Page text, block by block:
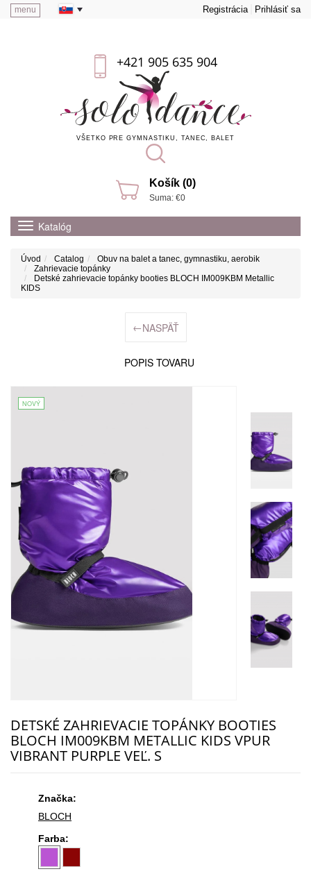
menu Registrácia Prihlásiť sa
+421 905 635 904
VŠETKO PRE GYMNASTIKU, TANEC, BALET
Košík (0)
Suma: €0
Katalóg
Úvod Catalog
Obuv na balet a tanec, gymnastiku, aerobik
Zahrievacie topánky
Detské zahrievacie topánky booties BLOCH IM009KBM Metallic
KIDS
←NASPÄŤ
POPIS TOVARU
NOVÝ
DETSKÉ ZAHRIEVACIE TOPÁNKY BOOTIES
BLOCH IM009KBM METALLIC KIDS VPUR
VIBRANT PURPLE VEĽ. S
Značka:
BLOCH
Farba: